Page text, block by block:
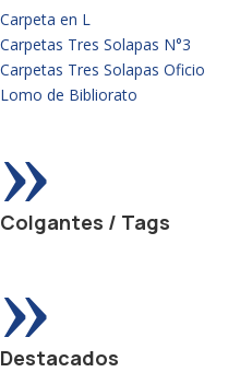
Carpeta en L
Carpetas Tres Solapas N°3
Carpetas Tres Solapas Oficio
Lomo de Bibliorato
»
Colgantes / Tags
»
Destacados